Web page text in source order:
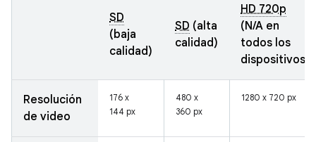
SD
(baja
calidad)
SD (alta
calidad)
HD 720p
(N/A en
todos los
dispositivos)
Resolución
de video
176 x
144 px
480 x
360 px
1280 x 720 px